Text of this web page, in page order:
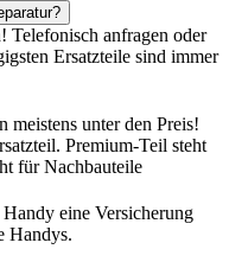
Telefonisch anfragen oder
Ersatzteile sind immer
meistens unter den Preis!
Premium-Teil steht
für Nachbauteile
eine Versicherung
Handys.